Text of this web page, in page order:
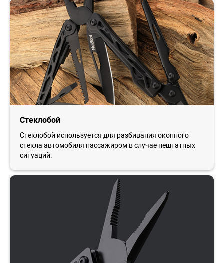
Стеклобой
Стеклобой используется для разбивания оконного
стекла автомобиля пассажиром в случае нештатных
ситуаций.